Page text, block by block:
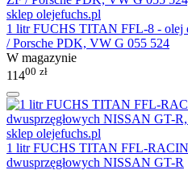
1 litr FUCHS TITAN FFL-8 - olej
/ Porsche PDK, VW G 055 524
W magazynie
11400 zł
1 litr FUCHS TITAN FFL-
dwusprzęgłowych NISSAN GT-R